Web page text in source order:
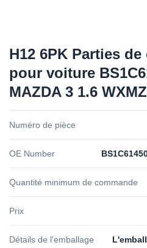
H12 6PK Parties
pour voiture
MAZDA 3 1.6
Numéro de pièce
OE Number
Quantité minimum de commande
Prix
Détails de l'emballage